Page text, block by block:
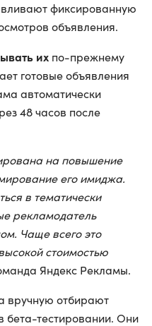
фиксированную
объявления.
их по-прежнему
готовые объявления
автоматически
48 часов после
на повышение
его имиджа.
в тематически
рекламодатель
Чаще всего это
стоимостью
Яндекс Рекламы.
вручную отбирают
бета-тестировании. Они